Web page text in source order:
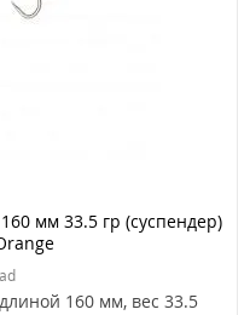
мм 33.5 гр (суспендер)
160 мм, вес 33.5